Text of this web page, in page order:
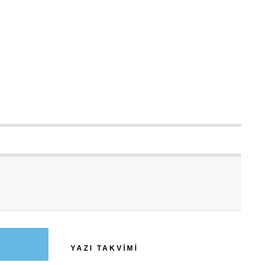
YAZI TAKVIMI